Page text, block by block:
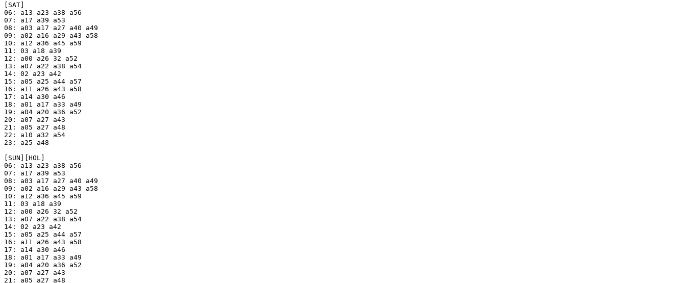
[SAT]
06: a13 a23 a38 a56
07: a17 a39 a53
08: a03 a17 a27 a40 a49
09: a02 a16 a29 a43 a58
10: a12 a36 a45 a59
11: 03 a18 a39
12: a00 a26 32 a52
13: a07 a22 a38 a54
14: 02 a23 a42
15: a05 a25 a44 a57
16: a11 a26 a43 a58
17: a14 a30 a46
18: a01 a17 a33 a49
19: a04 a20 a36 a52
20: a07 a27 a43
21: a05 a27 a48
22: a10 a32 a54
23: a25 a48
[SUN][HOL]
06: a13 a23 a38 a56
07: a17 a39 a53
08: a03 a17 a27 a40 a49
09: a02 a16 a29 a43 a58
10: a12 a36 a45 a59
11: 03 a18 a39
12: a00 a26 32 a52
13: a07 a22 a38 a54
14: 02 a23 a42
15: a05 a25 a44 a57
16: a11 a26 a43 a58
17: a14 a30 a46
18: a01 a17 a33 a49
19: a04 a20 a36 a52
20: a07 a27 a43
21: a05 a27 a48